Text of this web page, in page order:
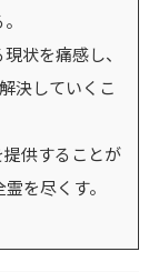
状を痛感し、
決していくこ
供することが
を尽くす。